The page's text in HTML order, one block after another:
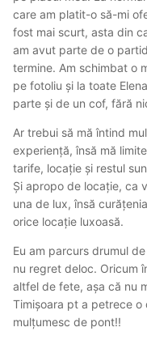
care am platit-o să-mi
fost mai scurt, asta din
am avut parte de o
termine. Am schimbat o
pe fotoliu și la toate
parte și de un cof, fără
Ar trebui să mă întind
experiență, însă mă
tarife, locație și restul
Și apropo de locație, ca
una de lux, însă
orice locație luxoasă.
Eu am parcurs drumul
nu regret deloc. Oricum
altfel de fete, așa că nu
Timișoara pt a petrece o
mulțumesc de pont!!